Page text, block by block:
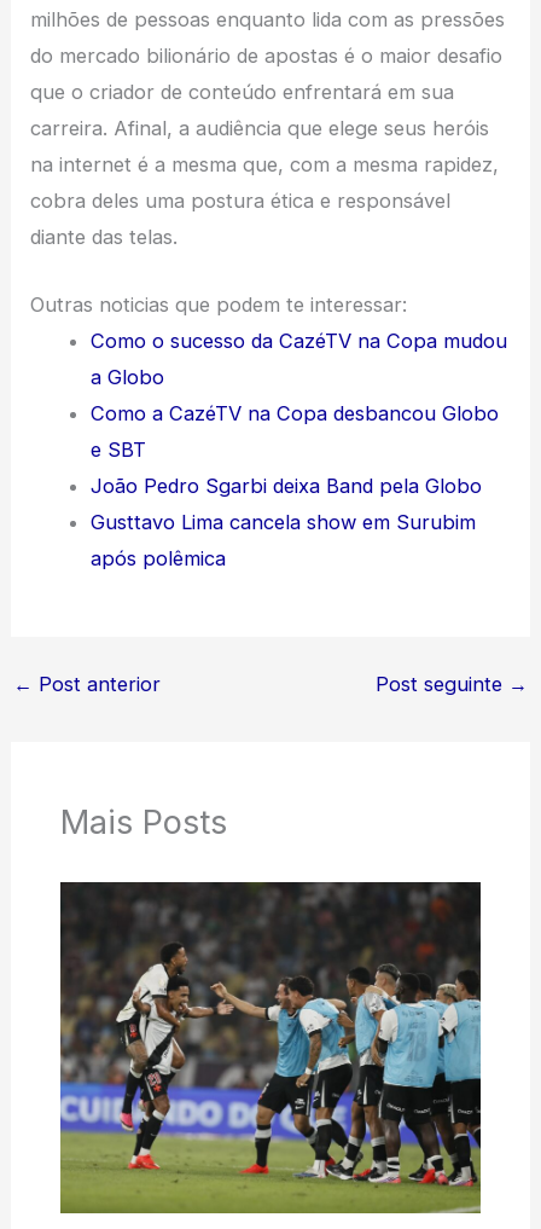
milhões de pessoas enquanto lida com as pressões
do mercado bilionário de apostas é o maior desafio
que o criador de conteúdo enfrentará em sua
carreira. Afinal, a audiência que elege seus heróis
na internet é a mesma que, com a mesma rapidez,
cobra deles uma postura ética e responsável
diante das telas.
Outras noticias que podem te interessar:
Como o sucesso da CazéTV na Copa mudou
a Globo
Como a CazéTV na Copa desbancou Globo
e SBT
João Pedro Sgarbi deixa Band pela Globo
Gusttavo Lima cancela show em Surubim
após polêmica
← Post anterior Post seguinte →
Mais Posts